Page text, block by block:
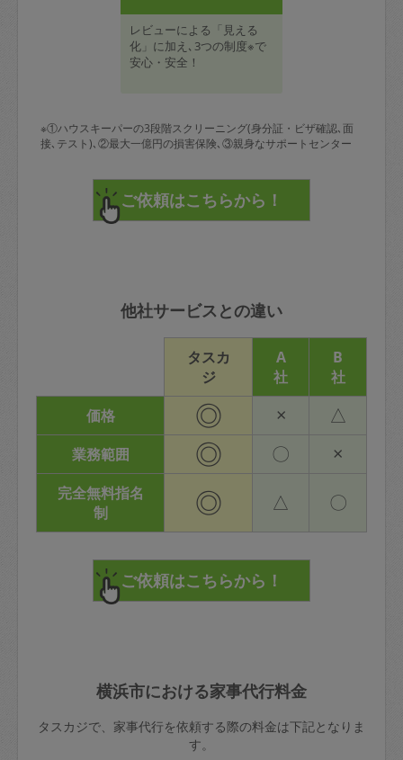
レビューによる「見える
化」に加え､3つの制度※で
安心・安全！
※①ハウスキーパーの3段階スクリーニング(身分証・ビザ確認､面
接､テスト)､②最大一億円の損害保険､③親身なサポートセンター
他社サービスとの違い
タスカ
ジ
A
社
B
社
価格
◎ × △
業務範囲 ◎ 〇 ×
完全無料指名
制
◎ △ 〇
横浜市における家事代行料金
タスカジで、家事代行を依頼する際の料金は下記となりま
す。